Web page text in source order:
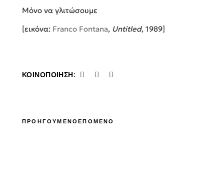
Μόνο να γλιτώσουμε
[εικόνα: Franco Fontana, Untitled, 1989]
ΚΟΙΝΟΠΟΊΗΣΗ:
ΠΡΟΗΓΟΥΜΕΝΟΕΠΟΜΕΝΟ